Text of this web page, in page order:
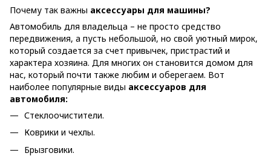
Почему так важны аксессуары для машины?
Автомобиль для владельца – не просто средство
передвижения, а пусть небольшой, но свой уютный мирок,
который создается за счет привычек, пристрастий и
характера хозяина. Для многих он становится домом для
нас, который почти также любим и оберегаем. Вот
наиболее популярные виды аксессуаров для
автомобиля:
Стеклоочистители.
Коврики и чехлы.
Брызговики.